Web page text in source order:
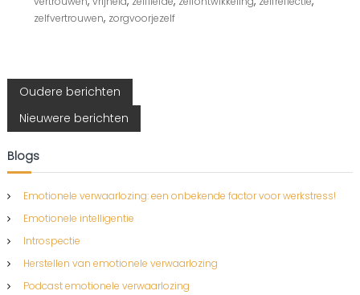
e
l
r
t
o
w
e
zelfvertrouwen, zorgvoorjezelf
e
r
i
c
h
Oudere berichten
Nieuwere berichten
Blogs
Emotionele verwaarlozing: een onbekende factor voor werkstress!
Emotionele intelligentie
Introspectie
Herstellen van emotionele verwaarlozing
Podcast emotionele verwaarlozing